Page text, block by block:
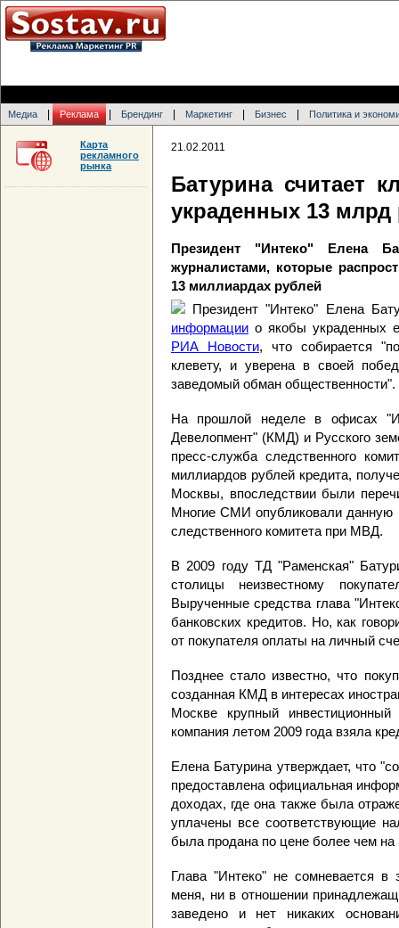
Медиа Реклама Брендинг Маркетинг Бизнес Политика и
21.02.2011
Батурина считает
украденных 13 млрд
Президент "Интеко" Елена
журналистами, которые
13 миллиардах рублей
Президент "Интеко" Елена
информации о якобы украденных
РИА Новости, что собирается
клевету, и уверена в своей
заведомый обман общественности".
На прошлой неделе в офисах
Девелопмент" (КМД) и Русского
пресс-служба следственного
миллиардов рублей кредита,
Москвы, впоследствии были
Многие СМИ опубликовали данную
следственного комитета при МВД.
В 2009 году ТД "Раменская"
столицы неизвестному
Вырученные средства глава
банковских кредитов. Но, как
от покупателя оплаты на личный
Позднее стало известно, что
созданная КМД в интересах
Москве крупный
компания летом 2009 года взяла
Елена Батурина утверждает, что
предоставлена официальная
доходах, где она также была
уплачены все соответствующие
была продана по цене более чем
Глава "Интеко" не сомневается в
меня, ни в отношении
заведено и нет никаких
Карта
рекламного
рынка